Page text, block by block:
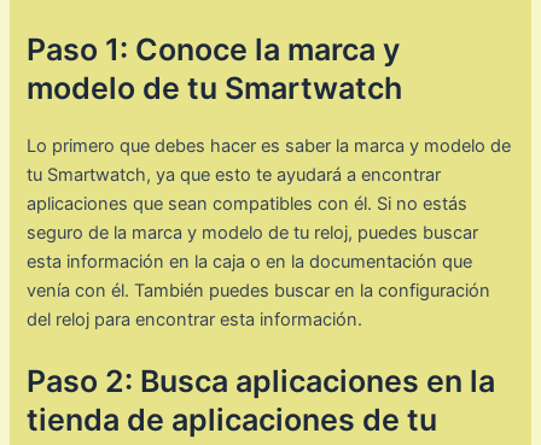
Paso 1: Conoce la marca y
modelo de tu Smartwatch
Lo primero que debes hacer es saber la marca y modelo de
tu Smartwatch, ya que esto te ayudará a encontrar
aplicaciones que sean compatibles con él. Si no estás
seguro de la marca y modelo de tu reloj, puedes buscar
esta información en la caja o en la documentación que
venía con él. También puedes buscar en la configuración
del reloj para encontrar esta información.
Paso 2: Busca aplicaciones en la
tienda de aplicaciones de tu